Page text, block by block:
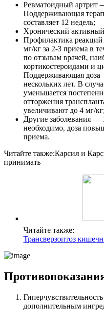
Ревматоидный артрит
Поддерживающая
составляет 12 недель;
Хронический
Профилактика
мг/кг за 2-3 приема в
по отзывам врачей,
кортикостероидами и
Поддерживающая доза
нескольких лет. В
уменьшается
отторжения
увеличивают до 4 мг/кг;
Другие заболевания —
необходимо, доза
приема.
Читайте также:Карсил и
принимать
Читайте также:
Трансверзоптоз
дополнительным